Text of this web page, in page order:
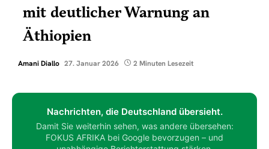
mit deutlicher Warnung an
Äthiopien
Amani Diallo 27. Januar 2026 2 Minuten Lesezeit
Nachrichten, die Deutschland übersieht.
Damit Sie weiterhin sehen, was andere übersehen:
FOKUS AFRIKA bei Google bevorzugen – und